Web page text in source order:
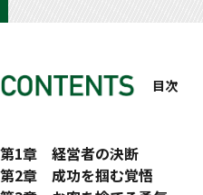
目次
はじめに
第1章 経営者の決断
価値のつくり方 ─『まちぶせ』
第2章 成功を掴む覚悟